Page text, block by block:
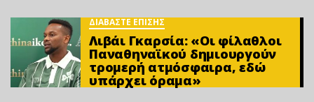
ΔΙΑΒΑΣΤΕ ΕΠΙΣΗΣ
Λιβάι Γκαρσία: «Οι φίλαθλοι
Παναθηναϊκού δημιουργούν
τρομερή ατμόσφαιρα, εδώ
υπάρχει όραμα»